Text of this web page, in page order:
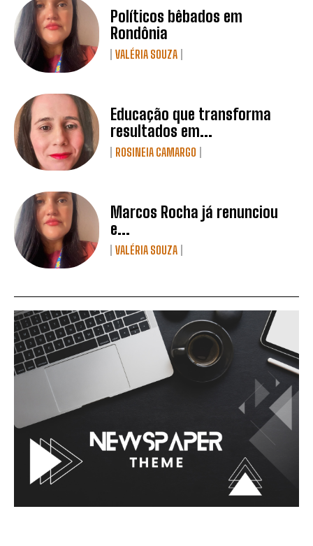
Políticos bêbados em
Rondônia
VALÉRIA SOUZA
Educação que transforma
resultados em...
ROSINEIA CAMARGO
Marcos Rocha já renunciou
e...
VALÉRIA SOUZA